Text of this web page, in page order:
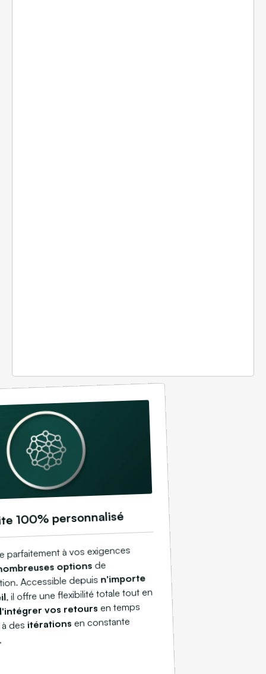
100% personnalisé
parfaitement à vos exigences
options de
Accessible depuis n'importe
, il offre une flexibilité totale tout en
vos retours en temps
à desitérations en constante